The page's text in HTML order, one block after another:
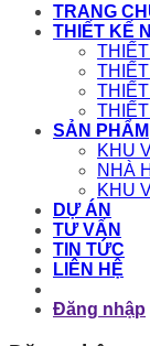
TRANG
THIẾT KẾ
SẢN PHẨM
KHU
NHÀ
KHU
DỰ ÁN
TƯ VẤN
TIN TỨC
LIÊN HỆ
Đăng nhập